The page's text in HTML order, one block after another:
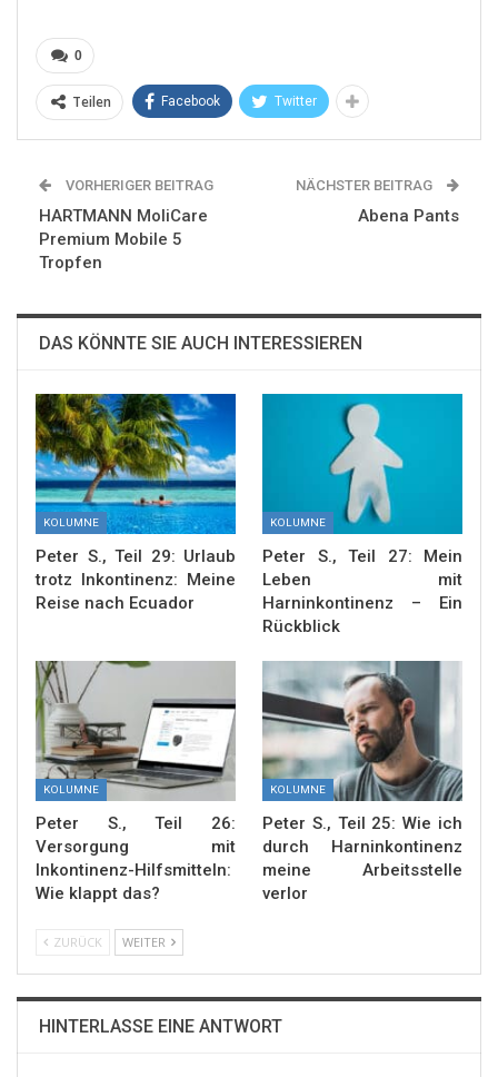
0
Teilen Facebook Twitter
VORHERIGER BEITRAG
HARTMANN MoliCare
Premium Mobile 5
Tropfen
NÄCHSTER BEITRAG
Abena Pants
DAS KÖNNTE SIE AUCH INTERESSIEREN
KOLUMNE
Peter S., Teil 29: Urlaub
trotz Inkontinenz: Meine
Reise nach Ecuador
KOLUMNE
Peter S., Teil 27: Mein
Leben mit
Harninkontinenz – Ein
Rückblick
KOLUMNE
Peter S., Teil 26:
Versorgung mit
Inkontinenz-Hilfsmitteln:
Wie klappt das?
KOLUMNE
Peter S., Teil 25: Wie ich
durch Harninkontinenz
meine Arbeitsstelle
verlor
ZURÜCK WEITER
HINTERLASSE EINE ANTWORT